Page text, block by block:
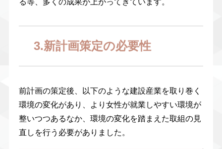
3.新計画策定の必要性
前計画の策定後、以下のような建設産業を取り巻く
環境の変化があり、より女性が就業しやすい環境が
整いつつあるなか、環境の変化を踏まえた取組の見
直しを行う必要がありました。